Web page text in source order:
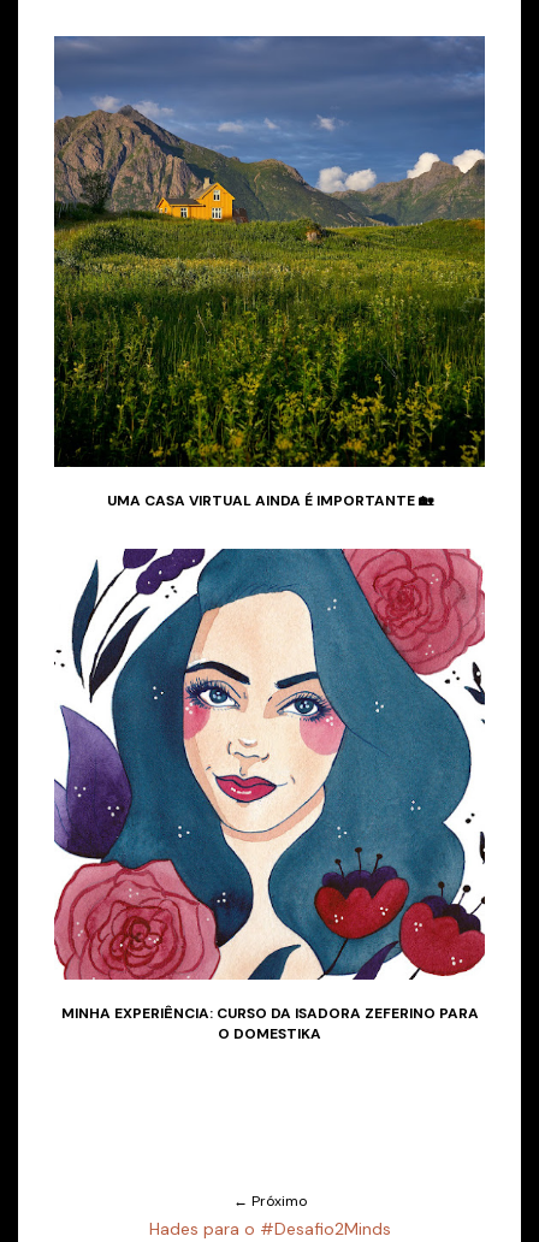
UMA CASA VIRTUAL AINDA É IMPORTANTE 🏡
MINHA EXPERIÊNCIA: CURSO DA ISADORA ZEFERINO PARA
O DOMESTIKA
← Próximo
Hades para o #Desafio2Minds